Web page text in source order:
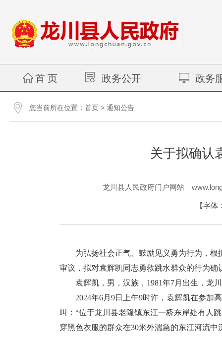
首 页 政务公开 政务
您当前所在位置： 首页 > 通知公告
关于拟确认
龙川县人民政府门户网站
【字体
为弘扬社会正气、鼓励见义勇为行为，根
审议，拟对袁辉凯同志勇救跳水群众的行为
袁辉凯，男，汉族，1981年7月出生，龙
2024年6月9日上午9时许，袁辉凯在参加高
叫：“位于龙川县老隆镇东江一桥东岸处有人
穿黑色衣服的群众在30米外湍急的东江河流